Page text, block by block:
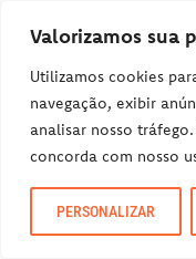
Valorizamos sua
Utilizamos cookies
navegação, exibir
analisar nosso
concorda com nosso
PERSONALIZAR